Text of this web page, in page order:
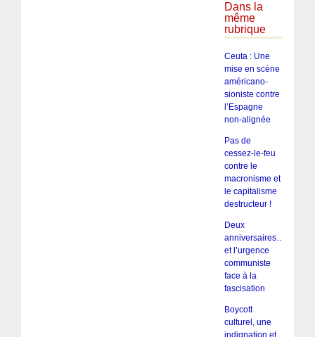
Dans la
même
rubrique
Ceuta : Une
mise en scène
américano-
sioniste contre
l’Espagne
non-alignée
Pas de
cessez-le-feu
contre le
macronisme et
le capitalisme
destructeur !
Deux
anniversaires…
et l’urgence
communiste
face à la
fascisation
Boycott
culturel, une
indignation et